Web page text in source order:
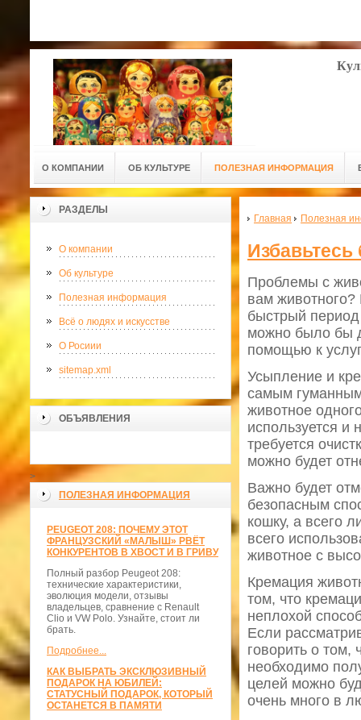
О КОМПАНИИ ОБ КУЛЬТУРЕ ПОЛЕЗНАЯ ИНФОРМАЦИЯ
РАЗДЕЛЫ
О компании
Об культуре
Полезная информация
Всё о людях и искусстве
О Росиии
sitemap.xml
ОБЪЯВЛЕНИЯ
>
ПОЛЕЗНАЯ ИНФОРМАЦИЯ
PEUGEOT 208: ПОЧЕМУ ЭТОТ
ФРАНЦУЗСКИЙ «МАЛЫШ» РВЁТ
КОНКУРЕНТОВ В ХВОСТ И В ГРИВУ
Полный разбор Peugeot 208:
технические характеристики,
эволюция модели, отзывы
владельцев, сравнение с Renault
Clio и VW Polo. Узнайте, стоит ли
брать.
Подробнее...
КАК ВЫБРАТЬ ЭКСКЛЮЗИВНЫЙ
ПОДАРОК НА ЮБИЛЕЙ:
СТАТУСНЫЙ ПОДАРОК, КОТОРЫЙ
ОСТАНЕТСЯ В ПАМЯТИ
Главная Полезная
Проблемы с
вам животного?
быстрый период
можно было бы
помощью к
Усыпление и
самым гуманным
животное
используется и
требуется
можно будет
Важно будет
безопасным
кошку, а всего
всего
животное с
Кремация
том, что
неплохой
Если
говорить о том,
необходимо
целей можно
очень много в